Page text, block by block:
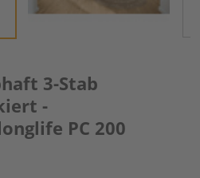
3-Stab
-
PC 200